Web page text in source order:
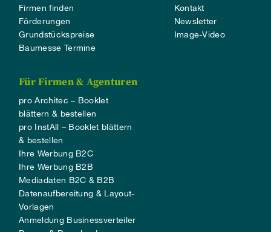
Firmen finden
Förderungen
Grundstückspreise
Baumesse Termine
Kontakt
Newsletter
Image-Video
Für Firmen & Agenturen
pro Architec – Booklet
blättern & bestellen
pro InstAll – Booklet blättern
& bestellen
Ihre Werbung B2C
Ihre Werbung B2B
Mediadaten B2C & B2B
Datenaufbereitung & Layout-
Vorlagen
Anmeldung Businessverteiler